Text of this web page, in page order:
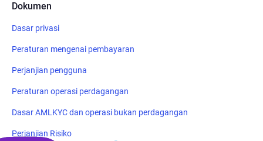
Dokumen
Dasar privasi
Peraturan mengenai pembayaran
Perjanjian pengguna
Peraturan operasi perdagangan
Dasar AMLKYC dan operasi bukan perdagangan
Perjanjian Risiko